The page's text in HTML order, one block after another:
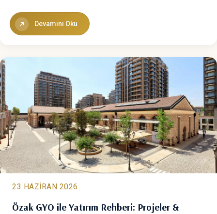
Devamını Oku
23 HAZIRAN 2026
Özak GYO ile Yatırım Rehberi: Projeler &